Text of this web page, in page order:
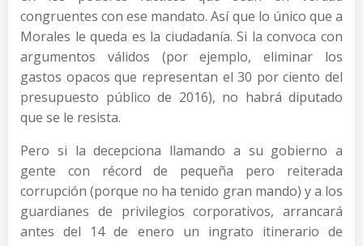
congruentes con ese mandato. Así que lo único que a
Morales le queda es la ciudadanía. Si la convoca con
argumentos válidos (por ejemplo, eliminar los
gastos opacos que representan el 30 por ciento del
presupuesto público de 2016), no habrá diputado
que se le resista.
Pero si la decepciona llamando a su gobierno a
gente con récord de pequeña pero reiterada
corrupción (porque no ha tenido gran mando) y a los
guardianes de privilegios corporativos, arrancará
antes del 14 de enero un ingrato itinerario de